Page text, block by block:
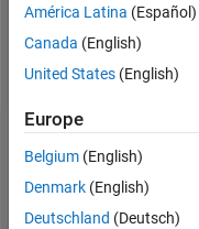
Follow
Tableau de bord
Statistiques
América Latina (Español)
Canada (English)
United States (English)
Europe
Belgium (English)
Denmark (English)
Deutschland (Deutsch)